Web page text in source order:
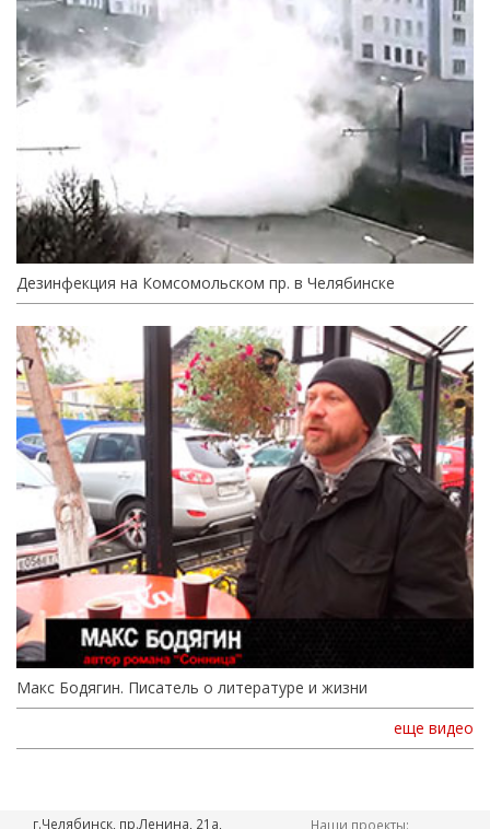
Дезинфекция на Комсомольском пр. в Челябинске
Макс Бодягин. Писатель о литературе и жизни
еще видео
г.Челябинск, пр.Ленина, 21а, Наши проекты: